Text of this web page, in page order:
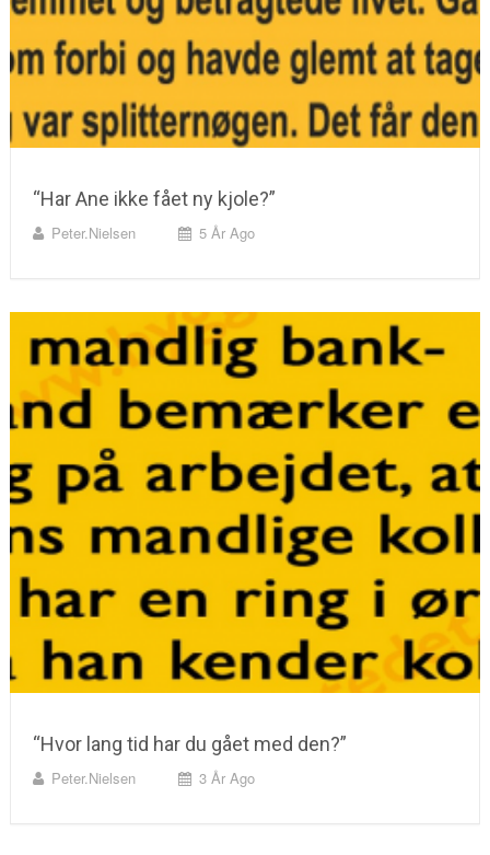
“Har Ane ikke fået ny kjole?”
Peter.nielsen 5 År Ago
“Hvor lang tid har du gået med den?”
Peter.nielsen 3 År Ago